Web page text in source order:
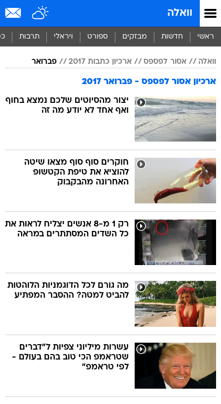
וואלה
ראשי חדשות מבזקים ספורט ויראלי תרבות
וואלה אסור לפספס ארכיון כתבות 2017 פברואר
ארכיון אסור לפספס - פברואר 2017
יצור מהסיוטים שלכם נמצא בחוף
ואף אחד לא יודע מה זה
חוקרים סוף סוף מצאו שיטה
להוציא את טיפת הקטשופ
האחרונה מהבקבוק
רק 1 מ-8 אנשים יצליח לראות את
כל השדים המסתתרים במראה
מה גורם לכל הדוגמניות הלוהטות
להביט למטה? ההסבר המפתיע
עשרות מיליוני צפיות ל"דברים
שטראמפ הכי טוב בהם בעולם -
לפי טראמפ"